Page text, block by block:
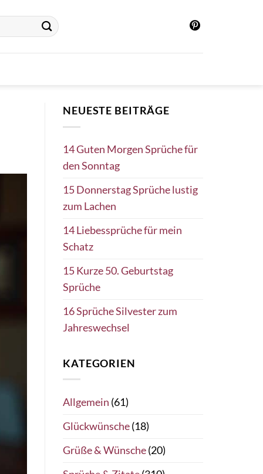
NEUESTE BEITRÄGE
14 Guten Morgen Sprüche für
den Sonntag
15 Donnerstag Sprüche lustig
zum Lachen
14 Liebessprüche für mein
Schatz
15 Kurze 50. Geburtstag
Sprüche
16 Sprüche Silvester zum
Jahreswechsel
KATEGORIEN
Allgemein (61)
Glückwünsche(18)
Grüße & Wünsche(20)